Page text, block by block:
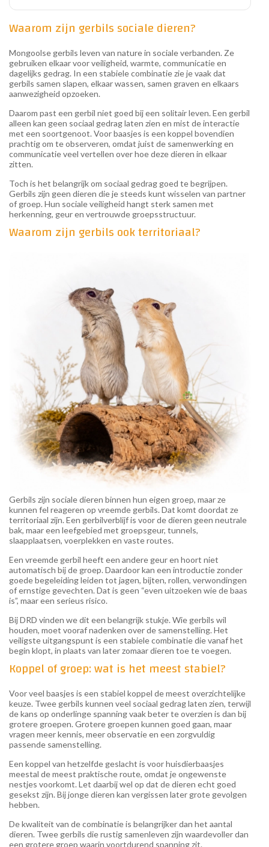
Waarom zijn gerbils sociale dieren?
Mongoolse gerbils leven van nature in sociale verbanden. Ze
gebruiken elkaar voor veiligheid, warmte, communicatie en
dagelijks gedrag. In een stabiele combinatie zie je vaak dat
gerbils samen slapen, elkaar wassen, samen graven en elkaars
aanwezigheid opzoeken.
Daarom past een gerbil niet goed bij een solitair leven. Een gerbil
alleen kan geen sociaal gedrag laten zien en mist de interactie
met een soortgenoot. Voor baasjes is een koppel bovendien
prachtig om te observeren, omdat juist de samenwerking en
communicatie veel vertellen over hoe deze dieren in elkaar
zitten.
Toch is het belangrijk om sociaal gedrag goed te begrijpen.
Gerbils zijn geen dieren die je steeds kunt wisselen van partner
of groep. Hun sociale veiligheid hangt sterk samen met
herkenning, geur en vertrouwde groepsstructuur.
Waarom zijn gerbils ook territoriaal?
Gerbils zijn sociale dieren binnen hun eigen groep, maar ze
kunnen fel reageren op vreemde gerbils. Dat komt doordat ze
territoriaal zijn. Een gerbilverblijf is voor de dieren geen neutrale
bak, maar een leefgebied met groepsgeur, tunnels,
slaapplaatsen, voerplekken en vaste routes.
Een vreemde gerbil heeft een andere geur en hoort niet
automatisch bij de groep. Daardoor kan een introductie zonder
goede begeleiding leiden tot jagen, bijten, rollen, verwondingen
of ernstige gevechten. Dat is geen “even uitzoeken wie de baas
is”, maar een serieus risico.
Bij DRD vinden we dit een belangrijk stukje. Wie gerbils wil
houden, moet vooraf nadenken over de samenstelling. Het
veiligste uitgangspunt is een stabiele combinatie die vanaf het
begin klopt, in plaats van later zomaar dieren toe te voegen.
Koppel of groep: wat is het meest stabiel?
Voor veel baasjes is een stabiel koppel de meest overzichtelijke
keuze. Twee gerbils kunnen veel sociaal gedrag laten zien, terwijl
de kans op onderlinge spanning vaak beter te overzien is dan bij
grotere groepen. Grotere groepen kunnen goed gaan, maar
vragen meer kennis, meer observatie en een zorgvuldig
passende samenstelling.
Een koppel van hetzelfde geslacht is voor huisdierbaasjes
meestal de meest praktische route, omdat je ongewenste
nestjes voorkomt. Let daarbij wel op dat de dieren echt goed
gesekst zijn. Bij jonge dieren kan vergissen later grote gevolgen
hebben.
De kwaliteit van de combinatie is belangrijker dan het aantal
dieren. Twee gerbils die rustig samenleven zijn waardevoller dan
een grotere groep waarin voortdurend spanning zit.